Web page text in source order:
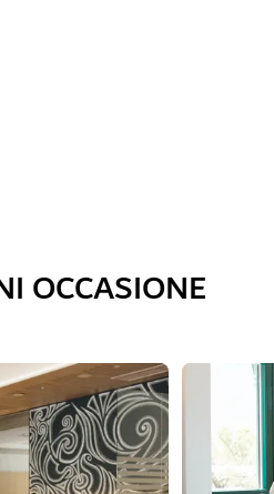
OCCASIONE